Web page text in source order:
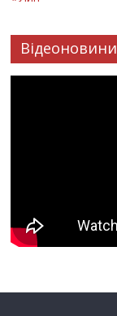
Відеоновини